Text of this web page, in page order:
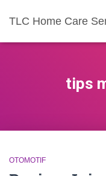
TLC Home Care
tips
OTOMOTIF